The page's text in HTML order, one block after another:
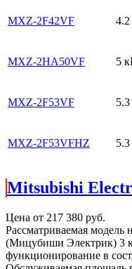
MXZ-2F42VF
MXZ-2HA50VF 5
MXZ-2F53VF
MXZ-2F53VFHZ
Mitsubishi
Цена от 217 380 руб.
Рассматриваемая модель
(Мицубиши Электрик) 3
функционирование в